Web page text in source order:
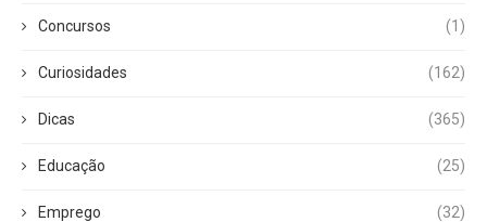
Concursos (1)
Curiosidades (162)
Dicas (365)
Educação (25)
Emprego (32)